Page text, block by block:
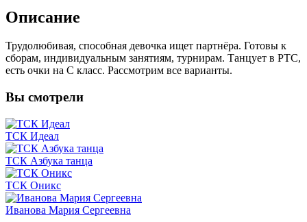
Описание
Трудолюбивая, способная девочка ищет партнёра. Готовы к
сборам, индивидуальным занятиям, турнирам. Танцует в РТС,
есть очки на С класс. Рассмотрим все варианты.
Вы смотрели
ТСК Идеал
ТСК Азбука танца
ТСК Оникс
Иванова Мария Сергеевна